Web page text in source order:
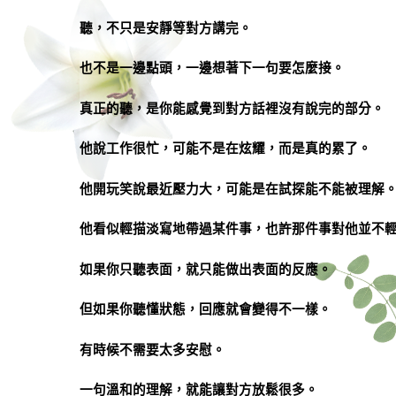
聽，不只是安靜等對方講完。
也不是一邊點頭，一邊想著下一句要怎麼接。
真正的聽，是你能感覺到對方話裡沒有說完的部分。
他說工作很忙，可能不是在炫耀，而是真的累了。
他開玩笑說最近壓力大，可能是在試探能不能被理解
他看似輕描淡寫地帶過某件事，也許那件事對他並不
如果你只聽表面，就只能做出表面的反應。
但如果你聽懂狀態，回應就會變得不一樣。
有時候不需要太多安慰。
一句溫和的理解，就能讓對方放鬆很多。